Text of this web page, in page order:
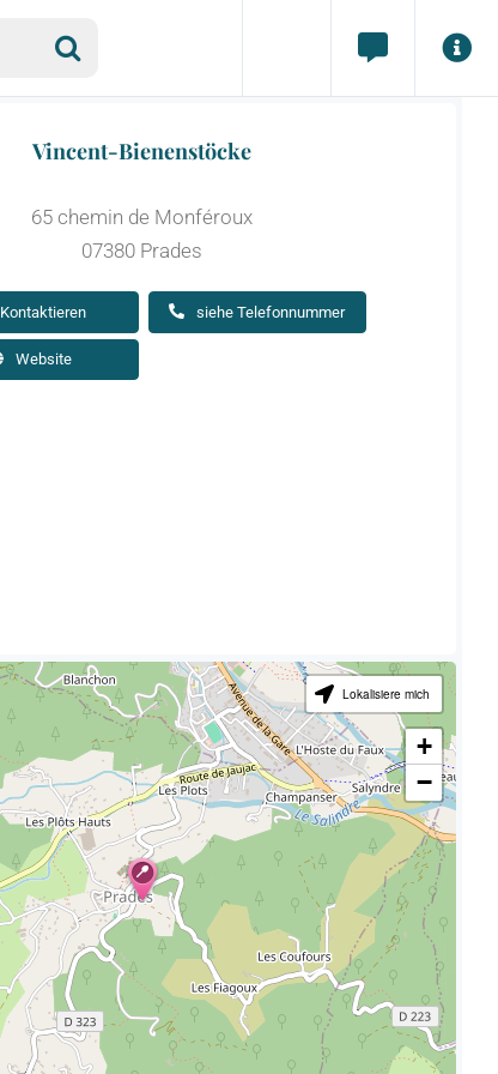
Vincent-Bienenstöcke
65 chemin de Monféroux
07380 Prades
Kontaktieren siehe Telefonnummer
Website
Lokalisiere mich
+
−